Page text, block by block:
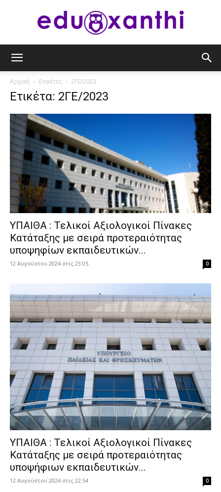
Αρχική Ετικέτες 2ΓΕ/2023
Ετικέτα: 2ΓΕ/2023
ΥΠΑΙΘΑ : Τελικοί Αξιολογικοί Πίνακες
Κατάταξης με σειρά προτεραιότητας
υποψηφίων εκπαιδευτικών...
12 Αυγούστου 2024 στις 23:05 0
ΥΠΑΙΘΑ : Τελικοί Αξιολογικοί Πίνακες
Κατάταξης με σειρά προτεραιότητας
υποψήφιων εκπαιδευτικών...
12 Αυγούστου 2024 στις 22:54 0